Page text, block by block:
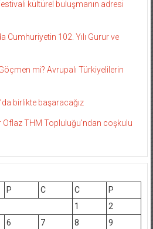
kültürel buluşmanın adresi
Cumhuriyetin 102. Yılı Gurur ve
mi? Avrupalı Türkiyelilerin
birlikte başaracağız
Oflaz THM Topluluğu’ndan coşkulu
P C C
P
1
2
6 7 8 9